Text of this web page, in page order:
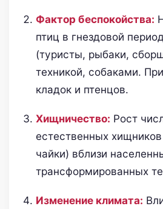
Фактор беспокойства:
птиц в гнездовой
(туристы, рыбаки,
техникой, собаками.
кладок и птенцов.
Хищничество: Рост
естественных
чайки) вблизи
трансформированных
Изменение климата: